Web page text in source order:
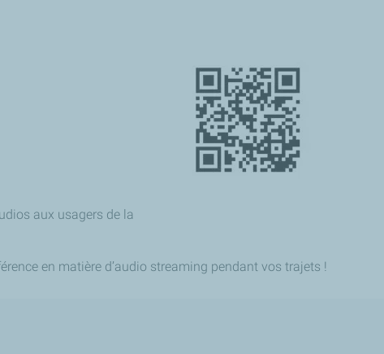
aux usagers de la
en matière d’audio streaming pendant vos trajets !